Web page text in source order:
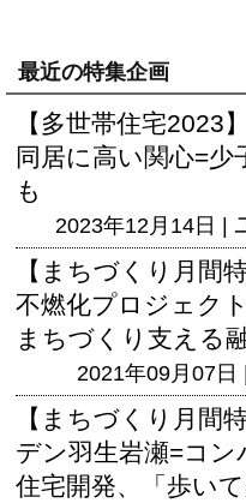
最近の特集企画
【多世帯住宅2023
同居に高い関心=少
も
2023年12月14日 |
【まちづくり月間
不燃化プロジェク
まちづくり支える
2021年09月07日 |
【まちづくり月間
デン羽生岩瀬=コ
住宅開発、「歩い